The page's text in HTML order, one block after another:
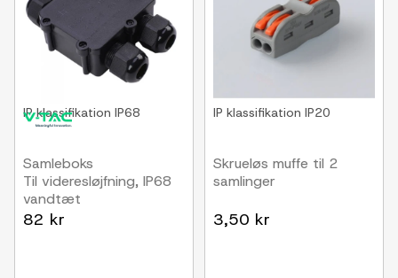
IP klassifikation IP68
Samleboks
Til videresløjfning, IP68
vandtæt
82 kr
IP klassifikation IP20
Skrueløs muffe til 2
samlinger
3,50 kr